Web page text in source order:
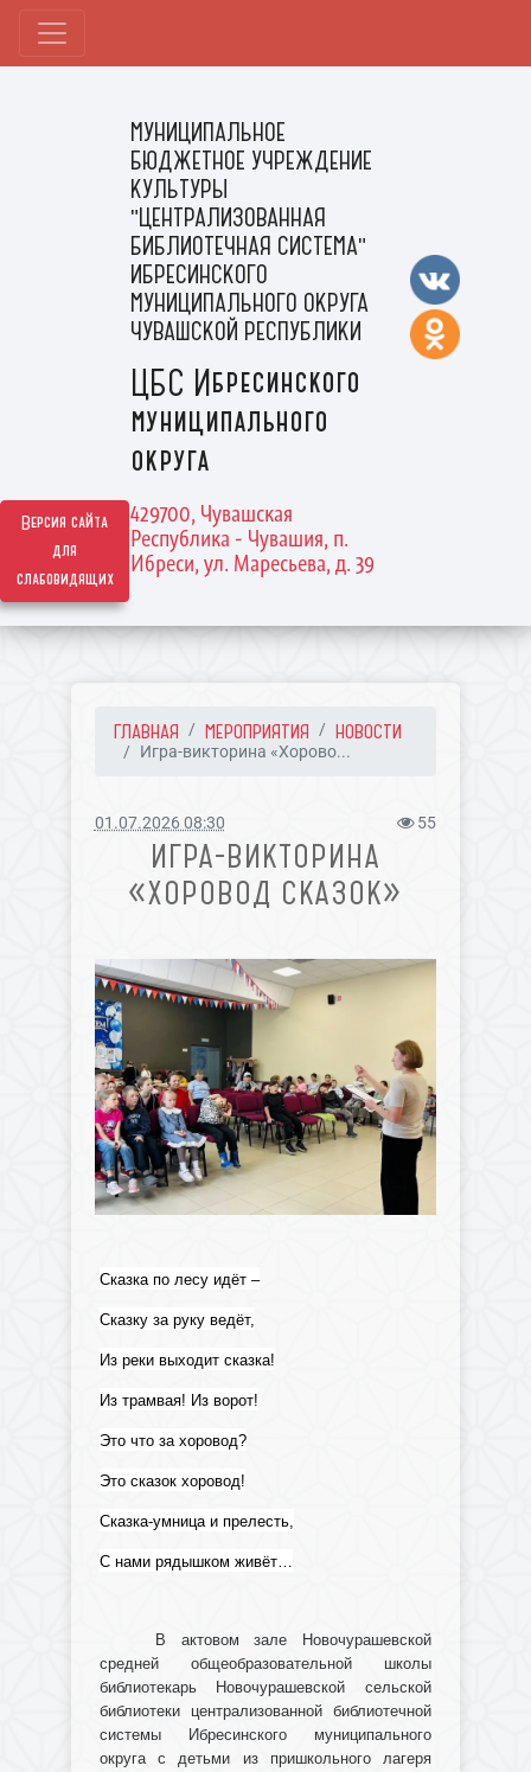
Версия сайта
для
слабовидящих
МУНИЦИПАЛЬНОЕ
БЮДЖЕТНОЕ УЧРЕЖДЕНИЕ
КУЛЬТУРЫ
"ЦЕНТРАЛИЗОВАННАЯ
БИБЛИОТЕЧНАЯ СИСТЕМА"
ИБРЕСИНСКОГО
МУНИЦИПАЛЬНОГО ОКРУГА
ЧУВАШСКОЙ РЕСПУБЛИКИ
ЦБС Ибресинского
муниципального
округа
429700, Чувашская
Республика - Чувашия, п.
Ибреси, ул. Маресьева, д. 39
ГЛАВНАЯ МЕРОПРИЯТИЯ НОВОСТИ
Игра-викторина «Хорово...
01.07.2026 08:30 55
ИГРА-ВИКТОРИНА
«ХОРОВОД СКАЗОК»
Сказка по лесу идёт –
Сказку за руку ведёт,
Из реки выходит сказка!
Из трамвая! Из ворот!
Это что за хоровод?
Это сказок хоровод!
Сказка-умница и прелесть,
С нами рядышком живёт…
В актовом зале Новочурашевской
средней общеобразовательной школы
библиотекарь Новочурашевской сельской
библиотеки централизованной библиотечной
системы Ибресинского муниципального
округа с детьми из пришкольного лагеря